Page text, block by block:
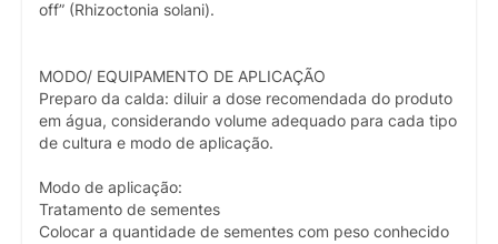
off” (Rhizoctonia solani).
MODO/ EQUIPAMENTO DE APLICAÇÃO
Preparo da calda: diluir a dose recomendada do produto
em água, considerando volume adequado para cada tipo
de cultura e modo de aplicação.
Modo de aplicação:
Tratamento de sementes
Colocar a quantidade de sementes com peso conhecido